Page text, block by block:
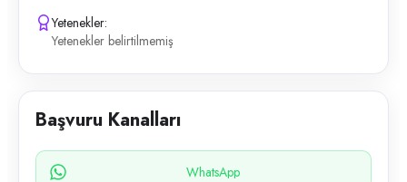
Yetenekler:
Yetenekler belirtilmemiş
Başvuru Kanalları
WhatsApp